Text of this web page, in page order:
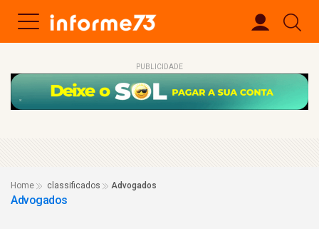
PUBLICIDADE
Home classificados Advogados
Advogados